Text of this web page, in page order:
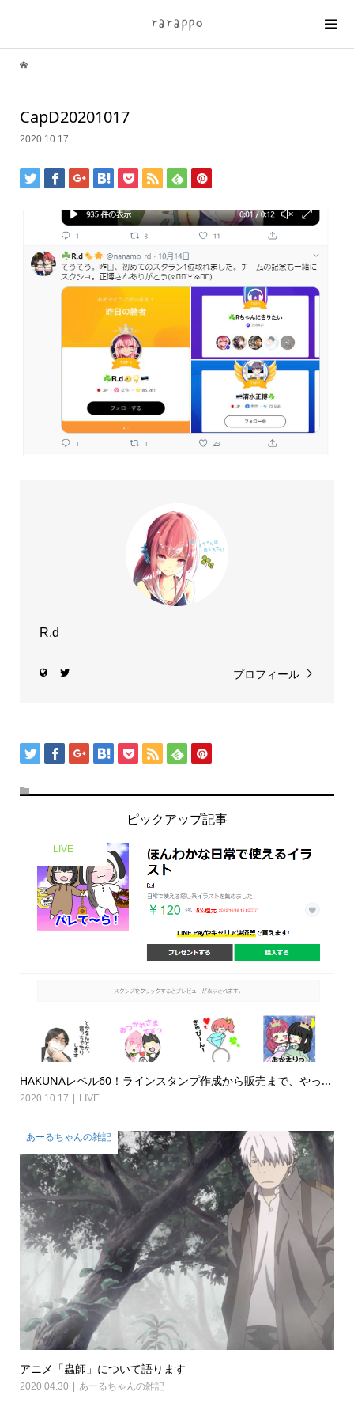
CapD20201017
2020.10.17
R.d
プロフィール
ピックアップ記事
LIVE
HAKUNAレベル60！ラインスタンプ作成から販売まで、やっ...
2020.10.17 LIVE
あーるちゃんの雑記
アニメ「蟲師」について語ります
2020.04.30 あーるちゃんの雑記